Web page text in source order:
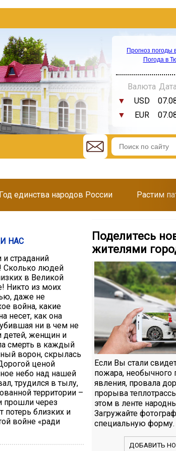
Прогноз погоды
Погода в
Валюта
▼
USD
▼
EUR
единства народов России Растим
НАС
и страданий
Сколько людей
в Великой
Никто из моих
даже не
война, какие
несет, как она
ни в чем не
детей, женщин и
смерть в каждый
ворон, скрылась
ценой
небо над нашей
трудился в тылу,
территории –
прошли через
потерь близких и
войне «ради
Поделитесь
жителями
Если Вы стали
пожара, необычного
явления, провала
прорыва
этом в ленте
Загружайте
специальную форму.
ДОБАВИТЬ